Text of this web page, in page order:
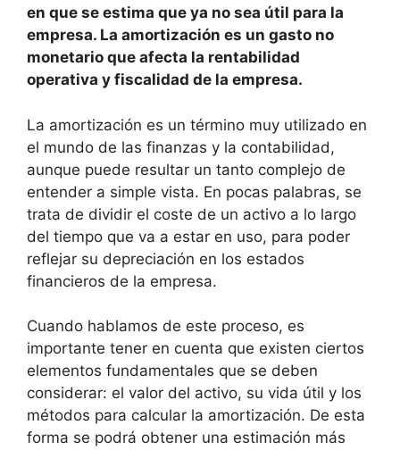
en que se estima que ya no sea útil para la
empresa. La amortización es un gasto no
monetario que afecta la rentabilidad
operativa y fiscalidad de la empresa.
La amortización es un término muy utilizado en
el mundo de las finanzas y la contabilidad,
aunque puede resultar un tanto complejo de
entender a simple vista. En pocas palabras, se
trata de dividir el coste de un activo a lo largo
del tiempo que va a estar en uso, para poder
reflejar su depreciación en los estados
financieros de la empresa.
Cuando hablamos de este proceso, es
importante tener en cuenta que existen ciertos
elementos fundamentales que se deben
considerar: el valor del activo, su vida útil y los
métodos para calcular la amortización. De esta
forma se podrá obtener una estimación más